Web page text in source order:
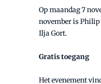
Op maandag 7
november is
Ilja Gort.
Gratis toegang
Het evenement